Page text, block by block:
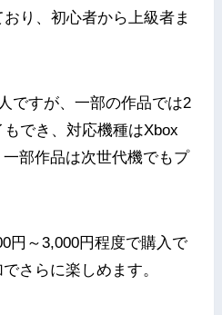
り、初心者から上級者ま
ですが、一部の作品では2
でき、対応機種はXbox
部作品は次世代機でもプ
円～3,000円程度で購入で
さらに楽しめます。